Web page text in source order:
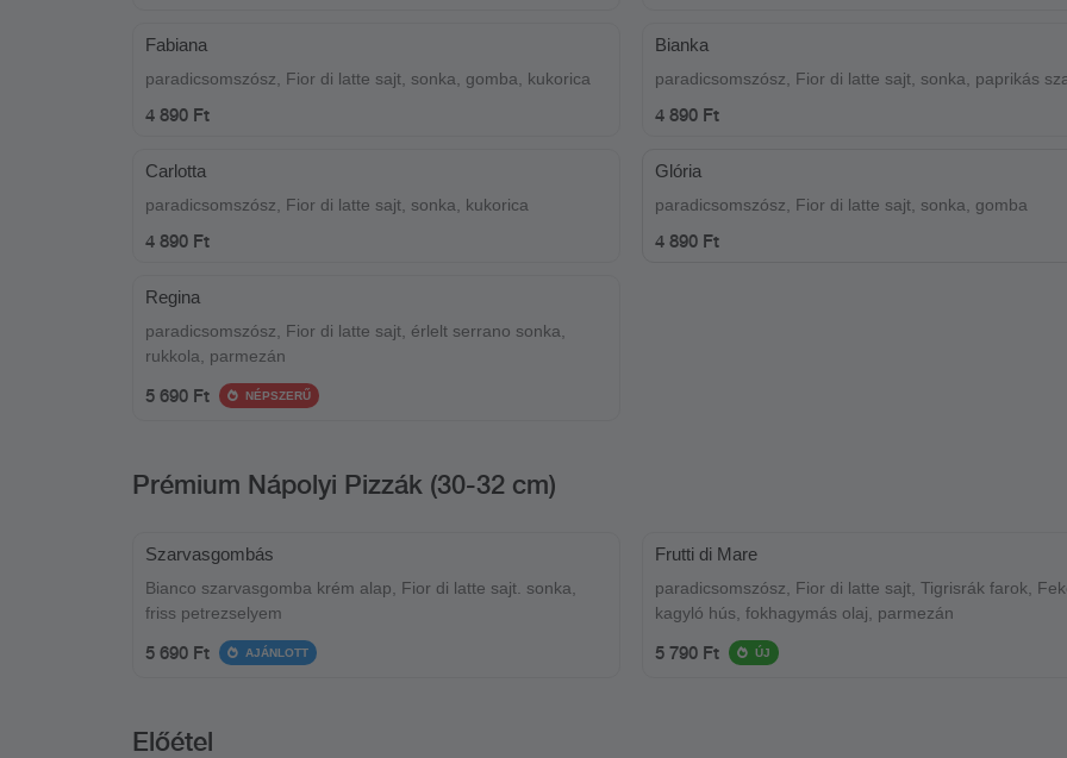
Fabiana
paradicsomszósz, Fior di latte sajt, sonka, gomba, kukorica
4 890 Ft
Bianka
paradicsomszósz, Fior di latte sajt, sonka, paprikás
4 890 Ft
Carlotta
paradicsomszósz, Fior di latte sajt, sonka, kukorica
4 890 Ft
Glória
paradicsomszósz, Fior di latte sajt, sonka, gomba
4 890 Ft
Regina
paradicsomszósz, Fior di latte sajt, érlelt serrano sonka,
rukkola, parmezán
5 690 Ft NÉPSZERŰ
Prémium Nápolyi Pizzák (30-32 cm)
Szarvasgombás
Bianco szarvasgomba krém alap, Fior di latte sajt. sonka,
friss petrezselyem
5 690 Ft AJÁNLOTT
Frutti di Mare
paradicsomszósz, Fior di latte sajt, Tigrisrák farok,
kagyló hús, fokhagymás olaj, parmezán
5 790 Ft ÚJ
Előétel